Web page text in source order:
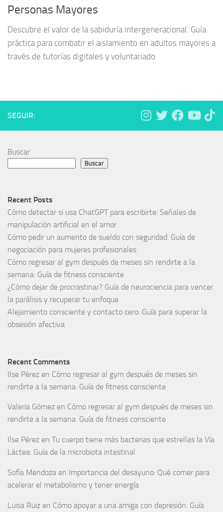
Personas Mayores
Descubre el valor de la sabiduría intergeneracional. Guía
práctica para combatir el aislamiento en adultos mayores a
través de tutorías digitales y voluntariado.
SEGUIR:
Buscar
Buscar
Recent Posts
Cómo detectar si usa ChatGPT para escribirte: Señales de
manipulación artificial en el amor
Cómo pedir un aumento de sueldo con seguridad: Guía de
negociación para mujeres profesionales
Cómo regresar al gym después de meses sin rendirte a la
semana: Guía de fitness consciente
¿Cómo dejar de procrastinar? Guía de neurociencia para vencer
la parálisis y recuperar tu enfoque
Alejamiento consciente y contacto cero: Guía para superar la
obsesión afectiva
Recent Comments
Ilse Pérez en Cómo regresar al gym después de meses sin
rendirte a la semana: Guía de fitness consciente
Valeria Gómez en Cómo regresar al gym después de meses sin
rendirte a la semana: Guía de fitness consciente
Ilse Pérez en Tu cuerpo tiene más bacterias que estrellas la Vía
Láctea: Guía de la microbiota intestinal
Sofía Mendoza en Importancia del desayuno: Qué comer para
acelerar el metabolismo y tener energía
Luisa Ruiz en Cómo apoyar a una amiga con depresión: Guía